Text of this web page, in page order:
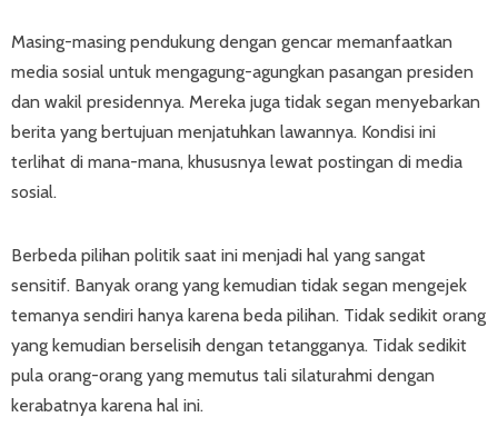
Masing-masing pendukung dengan gencar memanfaatkan
media sosial untuk mengagung-agungkan pasangan presiden
dan wakil presidennya. Mereka juga tidak segan menyebarkan
berita yang bertujuan menjatuhkan lawannya. Kondisi ini
terlihat di mana-mana, khususnya lewat postingan di media
sosial.
Berbeda pilihan politik saat ini menjadi hal yang sangat
sensitif. Banyak orang yang kemudian tidak segan mengejek
temanya sendiri hanya karena beda pilihan. Tidak sedikit orang
yang kemudian berselisih dengan tetangganya. Tidak sedikit
pula orang-orang yang memutus tali silaturahmi dengan
kerabatnya karena hal ini.